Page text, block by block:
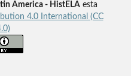
America - HistELA esta
4.0 International (CC